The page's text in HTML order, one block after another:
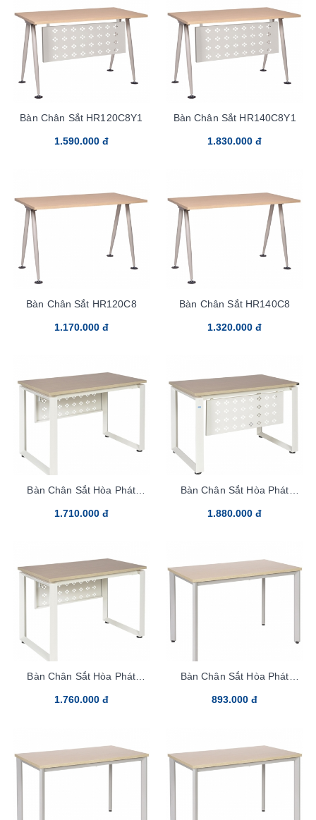
Bàn Chân Sắt HR120C8Y1
1.590.000 đ
Bàn Chân Sắt HR140C8Y1
1.830.000 đ
Bàn Chân Sắt HR120C8
1.170.000 đ
Bàn Chân Sắt HR140C8
1.320.000 đ
Bàn Chân Sắt Hòa Phát
1.710.000 đ
Bàn Chân Sắt Hòa Phát
1.880.000 đ
Bàn Chân Sắt Hòa Phát
1.760.000 đ
Bàn Chân Sắt Hòa Phát
893.000 đ